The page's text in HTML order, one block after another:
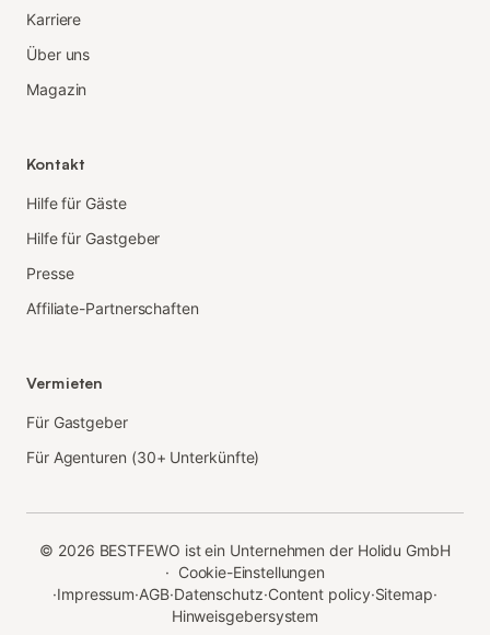
Karriere
Über uns
Magazin
Kontakt
Hilfe für Gäste
Hilfe für Gastgeber
Presse
Affiliate-Partnerschaften
Vermieten
Für Gastgeber
Für Agenturen (30+ Unterkünfte)
© 2026 BESTFEWO ist ein Unternehmen der Holidu GmbH
· Cookie-Einstellungen
·Impressum·AGB·Datenschutz·Content policy·Sitemap·
Hinweisgebersystem